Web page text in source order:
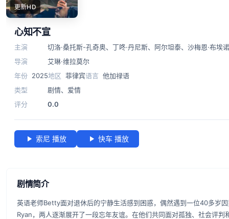
更新HD
心知不宣
主演 切洛·桑托斯-孔奇奥、 丁咚·丹尼斯、 阿尔坦泰、 沙梅恩·布埃
导演
艾琳·维拉莫尔
年份 2025地区 菲律宾语言 他加禄语
类型
剧情、 爱情
评分
0.0
索尼 播放 快车 播放
剧情简介
英语老师Betty面对退休后的宁静生活感到困惑，偶然遇到一位40多岁
Ryan，两人逐渐展开了一段忘年友谊。在他们共同面对孤独、社会评判